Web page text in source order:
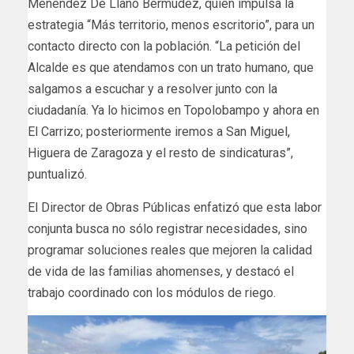
Menéndez De Llano Bermúdez, quien impulsa la
estrategia “Más territorio, menos escritorio”, para un
contacto directo con la población. “La petición del
Alcalde es que atendamos con un trato humano, que
salgamos a escuchar y a resolver junto con la
ciudadanía. Ya lo hicimos en Topolobampo y ahora en
El Carrizo; posteriormente iremos a San Miguel,
Higuera de Zaragoza y el resto de sindicaturas”,
puntualizó.
El Director de Obras Públicas enfatizó que esta labor
conjunta busca no sólo registrar necesidades, sino
programar soluciones reales que mejoren la calidad
de vida de las familias ahomenses, y destacó el
trabajo coordinado con los módulos de riego.